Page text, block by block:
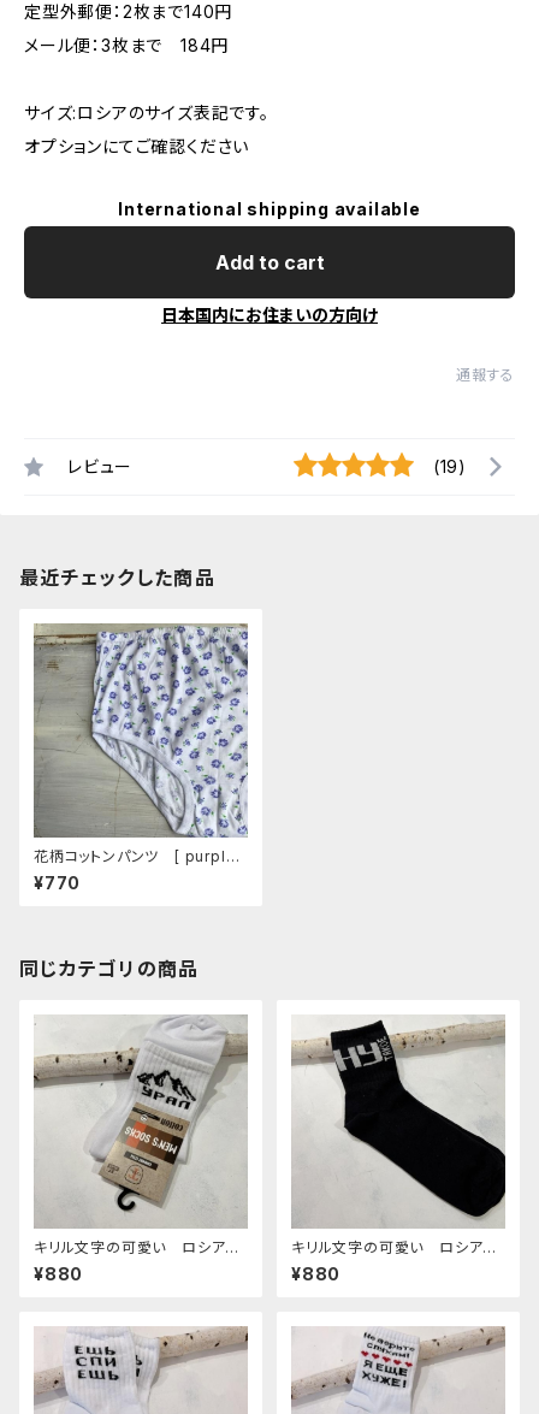
定型外郵便：2枚まで140円
メール便：3枚まで 184円
サイズ:ロシアのサイズ表記です。
オプションにてご確認ください
International shipping available
Add to cart
日本国内にお住まいの方向け
通報する
レビュー (19)
最近チェックした商品
花柄コットンパンツ [ purple r
oses]
¥770
同じカテゴリの商品
キリル文字の可愛い ロシアの
靴下 18 27-29cm
¥880
キリル文字の可愛い ロシアの
靴下 17 27-29cm
¥880